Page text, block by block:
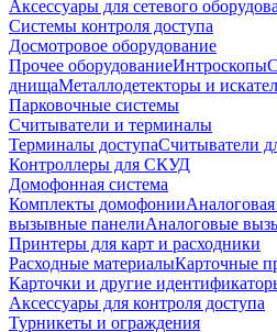
Аксессуары для сетевого
Системы контроля доступа
Досмотровое оборудование
Прочее оборудованиеИнтроскопы
днищаМеталлодетекторы и
Парковочные системы
Считыватели и терминалы
Терминалы доступаСчитыватели
Контроллеры для СКУД
Домофонная система
Комплекты домофонии
вызывные панелиАналоговые
Принтеры для карт и расходники
Расходные материалыКарточные
Карточки и другие
Аксессуары для контроля доступа
Турникеты и ограждения